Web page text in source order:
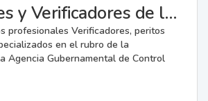
Inspectores y Verificadores de la AGC
profesionales Verificadores, peritos
en el rubro de la
Agencia Gubernamental de Control